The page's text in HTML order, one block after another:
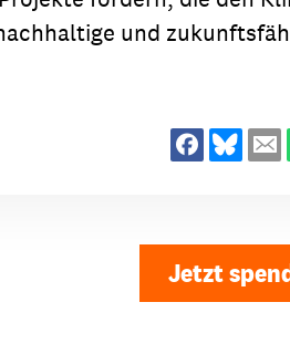
und
Jetzt